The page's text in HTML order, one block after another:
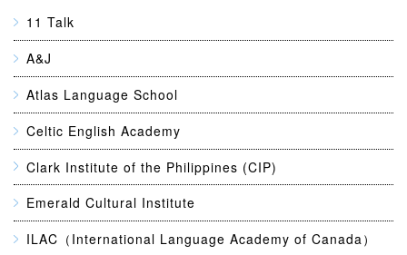
11 Talk
A&J
Atlas Language School
Celtic English Academy
Clark Institute of the Philippines (CIP)
Emerald Cultural Institute
ILAC（International Language Academy of Canada）